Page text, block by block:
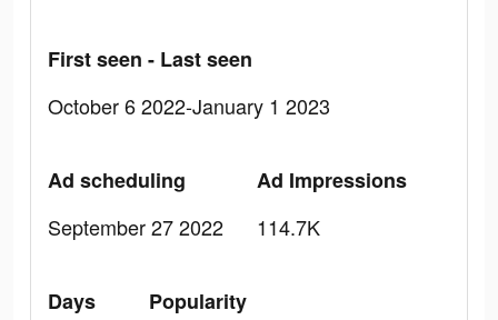
First seen - Last seen
October 6 2022-January 1 2023
Ad scheduling
September 27 2022
Ad Impressions
114.7K
Days
Popularity